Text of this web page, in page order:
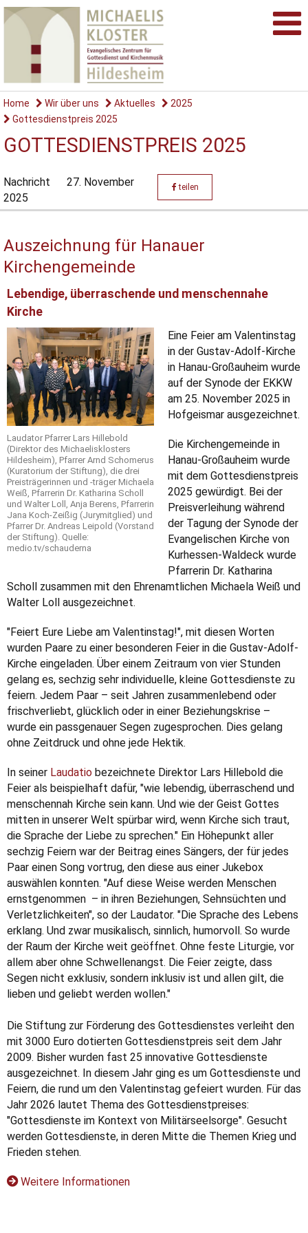
Home Wir über uns Aktuelles
2025
Gottesdienstpreis 2025
GOTTESDIENSTPREIS 2025
Nachricht
27. November
2025
teilen
Auszeichnung für Hanauer
Kirchengemeinde
Lebendige, überraschende und menschennahe
Kirche
Laudator Pfarrer Lars Hillebold
(Direktor des Michaelisklosters
Hildesheim), Pfarrer Arnd Schomerus
(Kuratorium der Stiftung), die drei
Preisträgerinnen und -träger Michaela
Weiß, Pfarrerin Dr. Katharina Scholl
und Walter Loll, Anja Berens, Pfarrerin
Jana Koch-Zeißig (Jurymitglied) und
Pfarrer Dr. Andreas Leipold (Vorstand
der Stiftung). Quelle:
medio.tv/schauderna
Eine Feier am Valentinstag
in der Gustav-Adolf-Kirche
in Hanau-Großauheim wurde
auf der Synode der EKKW
am 25. November 2025 in
Hofgeismar ausgezeichnet.
Die Kirchengemeinde in
Hanau-Großauheim wurde
mit dem Gottesdienstpreis
2025 gewürdigt. Bei der
Preisverleihung während
der Tagung der Synode der
Evangelischen Kirche von
Kurhessen-Waldeck wurde
Pfarrerin Dr. Katharina
Scholl zusammen mit den Ehrenamtlichen Michaela Weiß und
Walter Loll ausgezeichnet.
"Feiert Eure Liebe am Valentinstag!", mit diesen Worten
wurden Paare zu einer besonderen Feier in die Gustav-Adolf-
Kirche eingeladen. Über einem Zeitraum von vier Stunden
gelang es, sechzig sehr individuelle, kleine Gottesdienste zu
feiern. Jedem Paar – seit Jahren zusammenlebend oder
frischverliebt, glücklich oder in einer Beziehungskrise –
wurde ein passgenauer Segen zugesprochen. Dies gelang
ohne Zeitdruck und ohne jede Hektik.
In seiner Laudatio bezeichnete Direktor Lars Hillebold die
Feier als beispielhaft dafür, "wie lebendig, überraschend und
menschennah Kirche sein kann. Und wie der Geist Gottes
mitten in unserer Welt spürbar wird, wenn Kirche sich traut,
die Sprache der Liebe zu sprechen." Ein Höhepunkt aller
sechzig Feiern war der Beitrag eines Sängers, der für jedes
Paar einen Song vortrug, den diese aus einer Jukebox
auswählen konnten. "Auf diese Weise werden Menschen
ernstgenommen – in ihren Beziehungen, Sehnsüchten und
Verletzlichkeiten", so der Laudator. "Die Sprache des Lebens
erklang. Und zwar musikalisch, sinnlich, humorvoll. So wurde
der Raum der Kirche weit geöffnet. Ohne feste Liturgie, vor
allem aber ohne Schwellenangst. Die Feier zeigte, dass
Segen nicht exklusiv, sondern inklusiv ist und allen gilt, die
lieben und geliebt werden wollen."
Die Stiftung zur Förderung des Gottesdienstes verleiht den
mit 3000 Euro dotierten Gottesdienstpreis seit dem Jahr
2009. Bisher wurden fast 25 innovative Gottesdienste
ausgezeichnet. In diesem Jahr ging es um Gottesdienste und
Feiern, die rund um den Valentinstag gefeiert wurden. Für das
Jahr 2026 lautet Thema des Gottesdienstpreises:
"Gottesdienste im Kontext von Militärseelsorge". Gesucht
werden Gottesdienste, in deren Mitte die Themen Krieg und
Frieden stehen.
Weitere Informationen